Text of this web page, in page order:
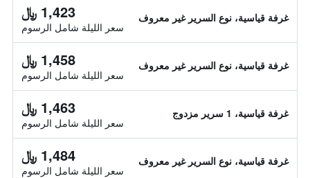
غرفة قياسية، نوع السرير غير معروف 1,423 ﷼
سعر الليلة شامل الرسوم
غرفة قياسية، نوع السرير غير معروف 1,458 ﷼
سعر الليلة شامل الرسوم
غرفة قياسية، 1 سرير مزدوج 1,463 ﷼
سعر الليلة شامل الرسوم
غرفة قياسية، نوع السرير غير معروف 1,484 ﷼
سعر الليلة شامل الرسوم